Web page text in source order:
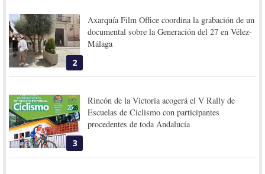
2
Axarquía Film Office coordina la grabación de un
documental sobre la Generación del 27 en Vélez-
Málaga
3
Rincón de la Victoria acogerá el V Rally de
Escuelas de Ciclismo con participantes
procedentes de toda Andalucía